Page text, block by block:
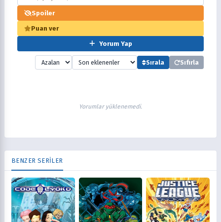
Spoiler
Puan ver
Yorum Yap
Sırala Sıfırla
Yorumlar yüklenemedi.
BENZER SERİLER